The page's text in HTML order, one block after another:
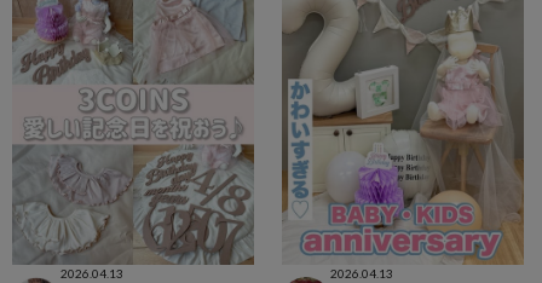
2026.04.13
2026.04.13